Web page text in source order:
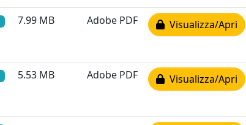
7.99 MB Adobe PDF Visualizza/Apri
5.53 MB Adobe PDF Visualizza/Apri